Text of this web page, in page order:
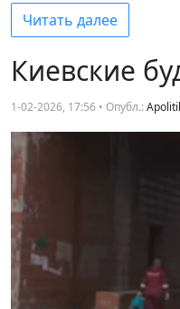
Читать далее
Киевские
1-02-2026, 17:56 • Опубл.: